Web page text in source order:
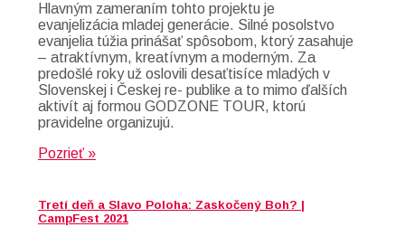
Hlavným zameraním tohto projektu je
evanjelizácia mladej generácie. Silné posolstvo
evanjelia túžia prinášať spôsobom, ktorý zasahuje
– atraktívnym, kreatívnym a moderným. Za
predošlé roky už oslovili desaťtisíce mladých v
Slovenskej i Českej re- publike a to mimo ďalších
aktivít aj formou GODZONE TOUR, ktorú
pravidelne organizujú.
Pozrieť »
Tretí deň a Slavo Poloha: Zaskočený Boh? |
CampFest 2021